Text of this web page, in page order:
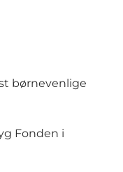
børnevenlige
Fonden i